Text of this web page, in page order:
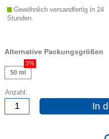
Gewöhnlich versandfertig in 24
Stunden.
Alternative Packungsgrößen
50 ml
3%
Anzahl:
In